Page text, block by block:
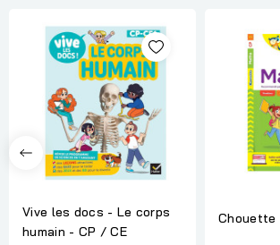
Vive les docs - Le corps
humain - CP / CE
Chouette